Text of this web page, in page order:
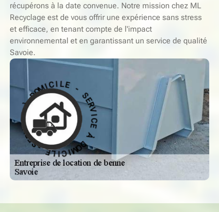
récupérons à la date convenue. Notre mission chez ML
Recyclage est de vous offrir une expérience sans stress
et efficace, en tenant compte de l'impact
environnemental et en garantissant un service de qualité
Savoie.
S
E
R
V
I
C
E
À
D
O
M
I
C
ILE - SE R
V I
C
E
À
D
O
M
I
C
I
L
E
-